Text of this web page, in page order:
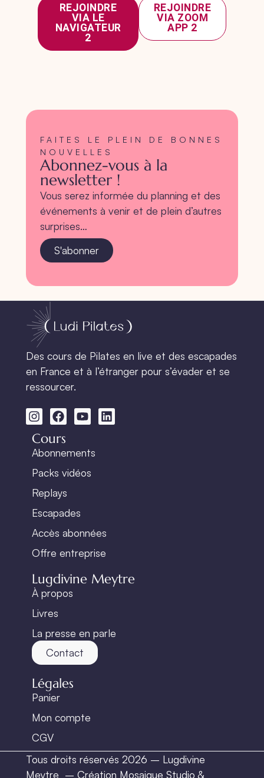
REJOINDRE
VIA LE
NAVIGATEUR
2
REJOINDRE
VIA ZOOM
APP 2
FAITES LE PLEIN DE BONNES
NOUVELLES
Abonnez-vous à la
newsletter !
Vous serez informée du planning et des
événements à venir et de plein d’autres
surprises…
S'abonner
Des cours de Pilates en live et des escapades
en France et à l’étranger pour s’évader et se
ressourcer.
Cours
Abonnements
Packs vidéos
Replays
Escapades
Accès abonnées
Offre entreprise
Lugdivine Meytre
À propos
Livres
La presse en parle
Contact
Légales
Panier
Mon compte
CGV
Tous droits réservés 2026 – Lugdivine
Meytre – Création Mosaique Studio &